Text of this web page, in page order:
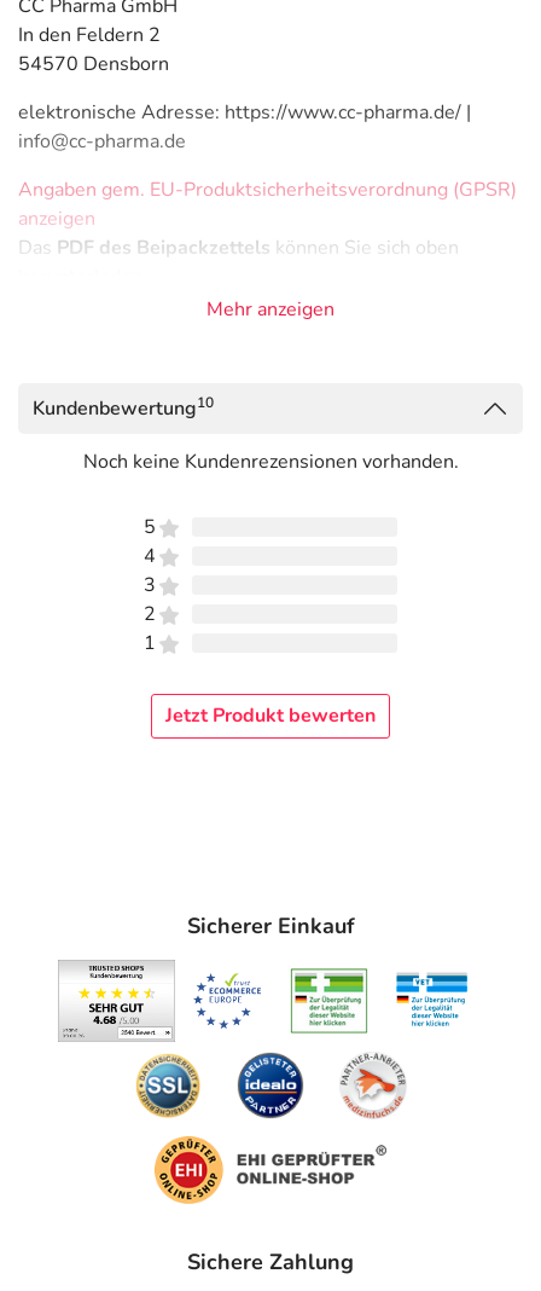
CC Pharma GmbH
In den Feldern 2
54570 Densborn
elektronische Adresse: https://www.cc-pharma.de/ |
info@cc-pharma.de
Angaben gem. EU-Produktsicherheitsverordnung (GPSR)
anzeigen
Das PDF des Beipackzettels können Sie sich oben
Mehr anzeigen
Kundenbewertung10
Noch keine Kundenrezensionen vorhanden.
5
4
3
2
1
Jetzt Produkt bewerten
Sicherer Einkauf
Sichere Zahlung